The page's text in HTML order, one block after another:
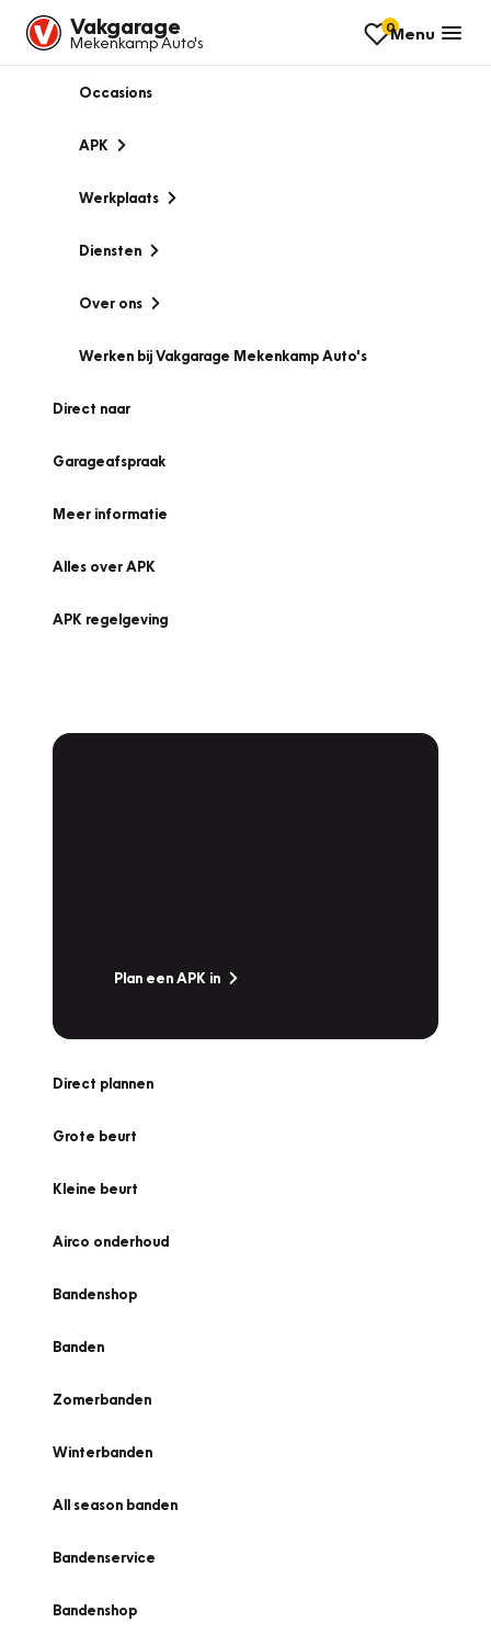
Vakgarage
Mekenkamp Auto's
0Menu
Occasions
APK
Werkplaats
Diensten
Over ons
Werken bij Vakgarage Mekenkamp Auto's
Direct naar
Garageafspraak
Meer informatie
Alles over APK
APK regelgeving
Plan een APK in
Direct plannen
Grote beurt
Kleine beurt
Airco onderhoud
Bandenshop
Banden
Zomerbanden
Winterbanden
All season banden
Bandenservice
Bandenshop